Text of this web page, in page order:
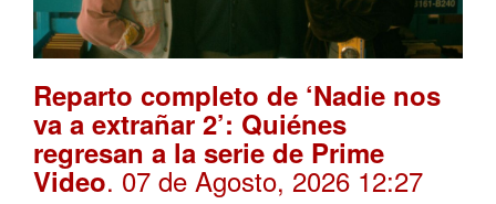
Reparto completo de ‘Nadie nos
va a extrañar 2’: Quiénes
regresan a la serie de Prime
Video. 07 de Agosto, 2026 12:27